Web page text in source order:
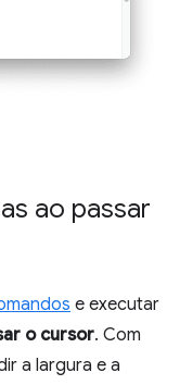
ao passar
e executar
o cursor. Com
a largura e a